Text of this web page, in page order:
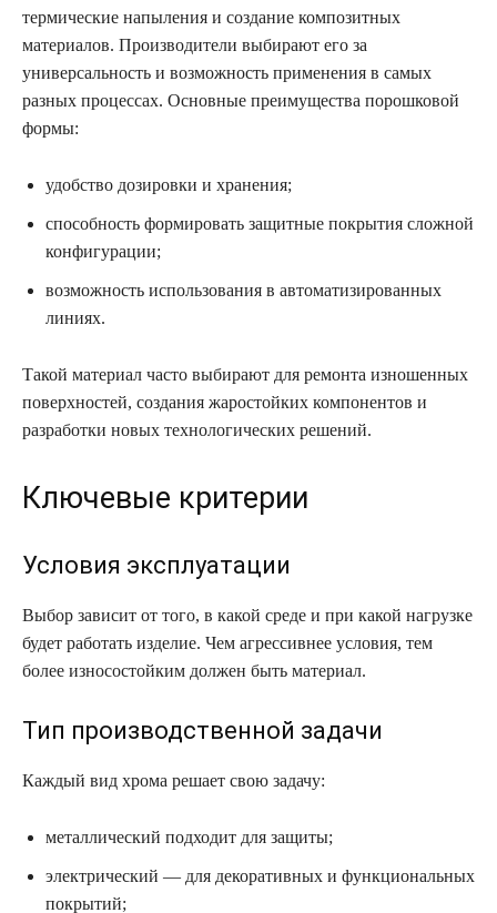
термические напыления и создание композитных
материалов. Производители выбирают его за
универсальность и возможность применения в самых
разных процессах. Основные преимущества порошковой
формы:
удобство дозировки и хранения;
способность формировать защитные покрытия сложной
конфигурации;
возможность использования в автоматизированных
линиях.
Такой материал часто выбирают для ремонта изношенных
поверхностей, создания жаростойких компонентов и
разработки новых технологических решений.
Ключевые критерии
Условия эксплуатации
Выбор зависит от того, в какой среде и при какой нагрузке
будет работать изделие. Чем агрессивнее условия, тем
более износостойким должен быть материал.
Тип производственной задачи
Каждый вид хрома решает свою задачу:
металлический подходит для защиты;
электрический — для декоративных и функциональных
покрытий;